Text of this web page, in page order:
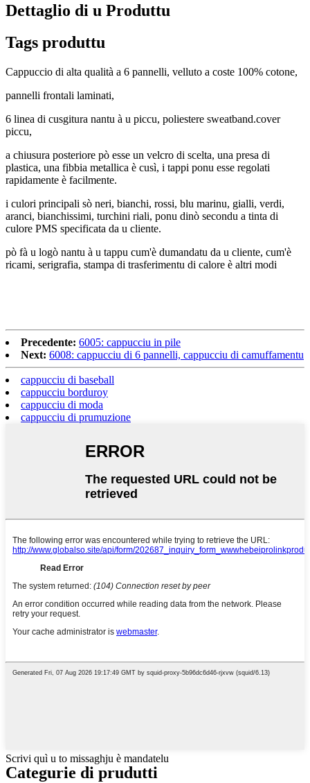
Dettaglio di u Produttu
Tags produttu
Cappuccio di alta qualità a 6 pannelli, velluto a coste 100% cotone,
pannelli frontali laminati,
6 linea di cusgitura nantu à u piccu, poliestere sweatband.cover
piccu,
a chiusura posteriore pò esse un velcro di scelta, una presa di
plastica, una fibbia metallica è cusì, i tappi ponu esse regolati
rapidamente è facilmente.
i culori principali sò neri, bianchi, rossi, blu marinu, gialli, verdi,
aranci, bianchissimi, turchini riali, ponu dinò secondu a tinta di
culore PMS specificata da u cliente.
pò fà u logò nantu à u tappu cum'è dumandatu da u cliente, cum'è
ricami, serigrafia, stampa di trasferimentu di calore è altri modi
Precedente: 6005: cappucciu in pile
Next: 6008: cappucciu di 6 pannelli, cappucciu di camuffamentu
cappucciu di baseball
cappucciu borduroy
cappucciu di moda
cappucciu di prumuzione
Scrivi quì u to missaghju è mandatelu
Categurie di prudutti